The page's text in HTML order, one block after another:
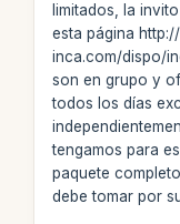
limitados, la
esta página
inca.com/dispo/
son en grupo y
todos los días
tengamos para
paquete
debe tomar por